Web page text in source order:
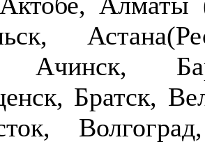
Ачинск,
Братск,